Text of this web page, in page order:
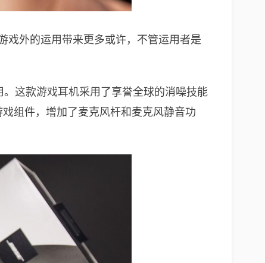
戏外的运用带来更多或许，不管运用者是
这款游戏耳机采用了享誉全球的消噪技能
组件，增加了麦克风杆和麦克风静音功